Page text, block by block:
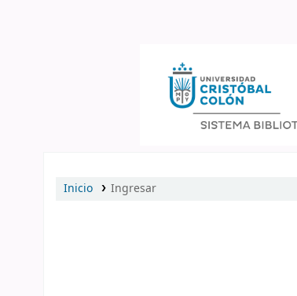
Inicio Ingresar